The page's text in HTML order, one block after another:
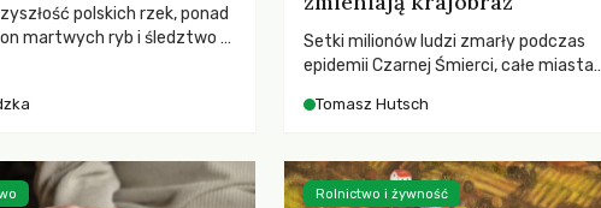
polskich rzek, ponad
martwych ryb i śledztwo z
by prace modernizacyjne
śmierci rzeki.
Setki milionów ludzi zmarły podczas
epidemii Czarnej Śmierci, całe miasta
pierwsze liście nowych dębów rozwijały
podnosiła się po jednej z największych
katastrof w swoich dziejach.
Tomasz Hutsch
Rolnictwo i żywność